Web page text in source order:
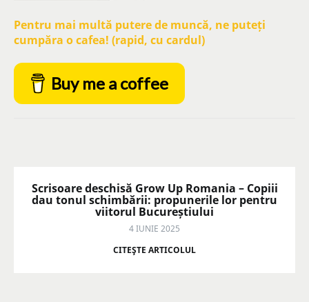
Pentru mai multă putere de muncă, ne puteți
cumpăra o cafea! (rapid, cu cardul)
Buy me a coffee
Scrisoare deschisă Grow Up Romania – Copiii
dau tonul schimbării: propunerile lor pentru
viitorul Bucureștiului
4 IUNIE 2025
CITEŞTE ARTICOLUL